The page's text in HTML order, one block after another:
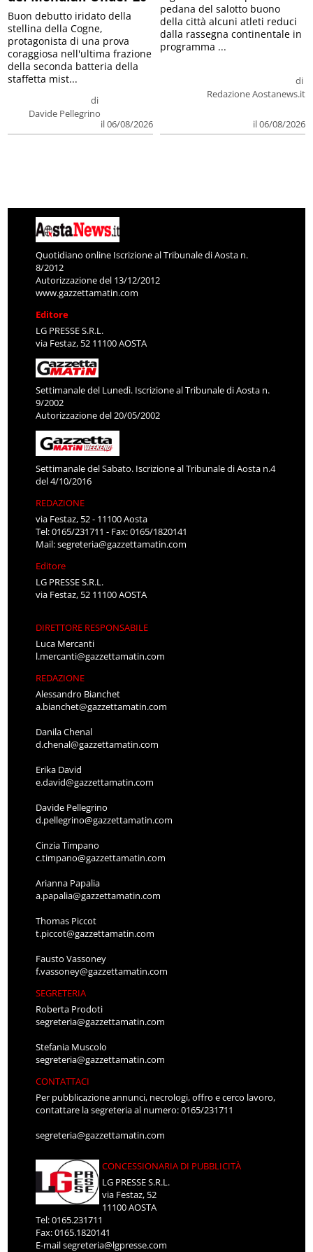
di
Davide Pellegrino
il 06/08/2026
Buon debutto iridato della
stellina della Cogne,
protagonista di una prova
coraggiosa nell'ultima frazione
della seconda batteria della
staffetta mist...
di
Redazione Aostanews.it
il 06/08/2026
pedana del salotto buono
della città alcuni atleti reduci
dalla rassegna continentale in
programma ...
Quotidiano online Iscrizione al Tribunale di Aosta n.
8/2012
Autorizzazione del 13/12/2012
www.gazzettamatin.com
Editore
LG PRESSE S.R.L.
via Festaz, 52 11100 AOSTA
Settimanale del Lunedì. Iscrizione al Tribunale di Aosta n.
9/2002
Autorizzazione del 20/05/2002
Settimanale del Sabato. Iscrizione al Tribunale di Aosta n.4
del 4/10/2016
REDAZIONE
via Festaz, 52 - 11100 Aosta
Tel: 0165/231711 - Fax: 0165/1820141
Mail:segreteria@gazzettamatin.com
Editore
LG PRESSE S.R.L.
via Festaz, 52 11100 AOSTA
DIRETTORE RESPONSABILE
Luca Mercanti
l.mercanti@gazzettamatin.com
REDAZIONE
Alessandro Bianchet
a.bianchet@gazzettamatin.com
Danila Chenal
d.chenal@gazzettamatin.com
Erika David
e.david@gazzettamatin.com
Davide Pellegrino
d.pellegrino@gazzettamatin.com
Cinzia Timpano
c.timpano@gazzettamatin.com
Arianna Papalia
a.papalia@gazzettamatin.com
Thomas Piccot
t.piccot@gazzettamatin.com
Fausto Vassoney
f.vassoney@gazzettamatin.com
SEGRETERIA
Roberta Prodoti
segreteria@gazzettamatin.com
Stefania Muscolo
segreteria@gazzettamatin.com
CONTATTACI
Per pubblicazione annunci, necrologi, offro e cerco lavoro,
contattare la segreteria al numero: 0165/231711
segreteria@gazzettamatin.com
CONCESSIONARIA DI PUBBLICITÀ
LG PRESSE S.R.L.
via Festaz, 52
11100 AOSTA
Tel: 0165.231711
Fax: 0165.1820141
E-mailsegreteria@lgpresse.com